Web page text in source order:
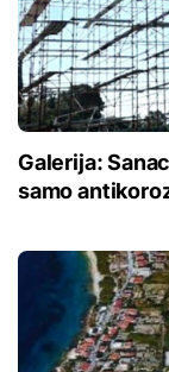
Galerija:
samo